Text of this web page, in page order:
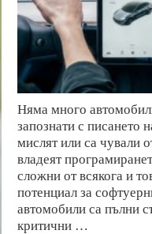
Няма много
запознати с писането
мислят или са чували
владеят
сложни от всякога и
потенциал за
автомобили са пълни
критични …